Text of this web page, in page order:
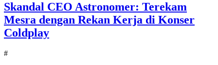
Skandal CEO Astronomer: Terekam
Mesra dengan Rekan Kerja di Konser
Coldplay
#